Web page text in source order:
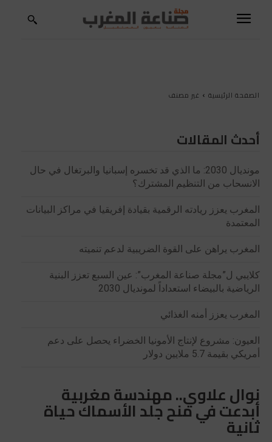
الصفحة الرئيسية غير مصنف
أحدث المقالات
مونديال 2030: ما الذي قد تخسره إسبانيا والبرتغال في حال
الانسحاب من التنظيم المشترك؟
المغرب يعزز ريادته الرقمية بقيادة إفريقيا في مراكز البيانات
المعتمدة
المغرب يراهن على القوة الضريبية لدعم تنميته
كلايبي ل”مجلة صناعة المغرب”: عين السبع تعزز البنية
الرياضية بالبيضاء استعداداً لمونديال 2030
المغرب يعزز أمنه الغذائي
العيون: مشروع لإنتاج الأمونيا الخضراء يحصل على دعم
أمريكي بقيمة 5.7 ملايين دولار
نوال علاوي.. مهندسة مغربية
أبدعت في منح جلد الأسماك حياة
ثانية